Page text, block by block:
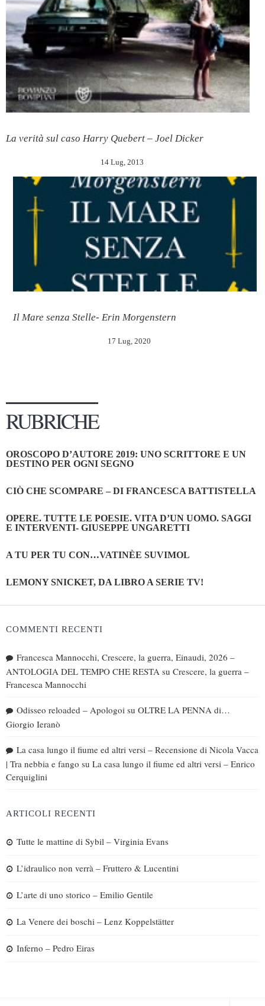
La verità sul caso Harry Quebert – Joel Dicker
14 Lug, 2013
Il Mare senza Stelle- Erin Morgenstern
17 Lug, 2020
RUBRICHE
OROSCOPO D’AUTORE 2019: UNO SCRITTORE E UN
DESTINO PER OGNI SEGNO
CIÒ CHE SCOMPARE – DI FRANCESCA BATTISTELLA
OPERE. TUTTE LE POESIE. VITA D’UN UOMO. SAGGI
E INTERVENTI- GIUSEPPE UNGARETTI
A TU PER TU CON…VATINÈE SUVIMOL
LEMONY SNICKET, DA LIBRO A SERIE TV!
COMMENTI RECENTI
Francesca Mannocchi, Crescere, la guerra, Einaudi, 2026 –
ANTOLOGIA DEL TEMPO CHE RESTA su Crescere, la guerra –
Francesca Mannocchi
Odisseo reloaded – Apologoi su OLTRE LA PENNA di…
Giorgio Ieranò
La casa lungo il fiume ed altri versi – Recensione di Nicola Vacca
| Tra nebbia e fango su La casa lungo il fiume ed altri versi – Enrico
Cerquiglini
ARTICOLI RECENTI
Tutte le mattine di Sybil – Virginia Evans
L’idraulico non verrà – Fruttero & Lucentini
L’arte di uno storico – Emilio Gentile
La Venere dei boschi – Lenz Koppelstätter
Inferno – Pedro Eiras